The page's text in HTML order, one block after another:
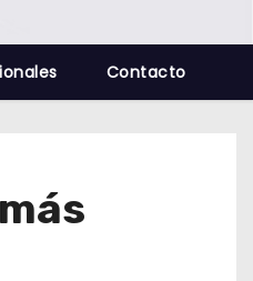
Contacto